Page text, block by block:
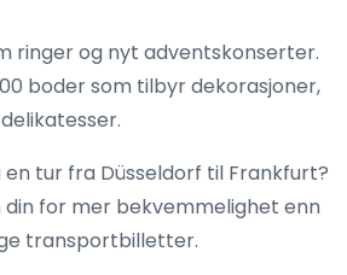
ringer og nyt adventskonserter.
boder som tilbyr dekorasjoner,
en tur fra Düsseldorf til Frankfurt?
din for mer bekvemmelighet enn
transportbilletter.